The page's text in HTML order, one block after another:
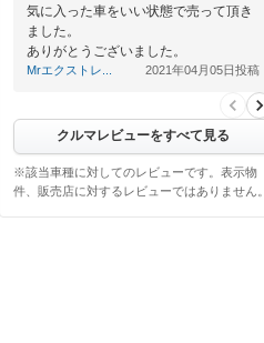
気に入った車をいい状態で売って頂き
ました。
ありがとうございました。
Mrエクストレ... 2021年04月05日投稿
クルマレビューをすべて見る
※該当車種に対してのレビューです。表示物
件、販売店に対するレビューではありません。